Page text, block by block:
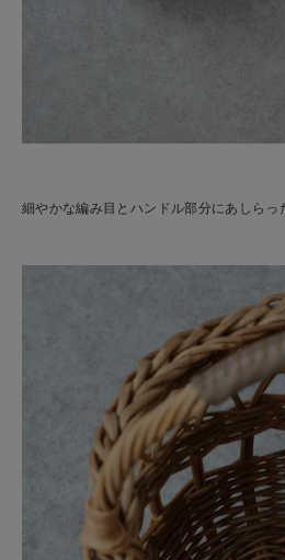
細やかな編み目とハンドル部分にあしらっ